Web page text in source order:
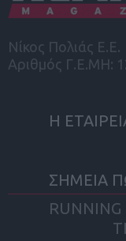
Νίκος Πολιάς Ε.Ε.
Αριθμός Γ.Ε.ΜΗ:
Η
ΣΗΜΕΙΑ
RUNNING